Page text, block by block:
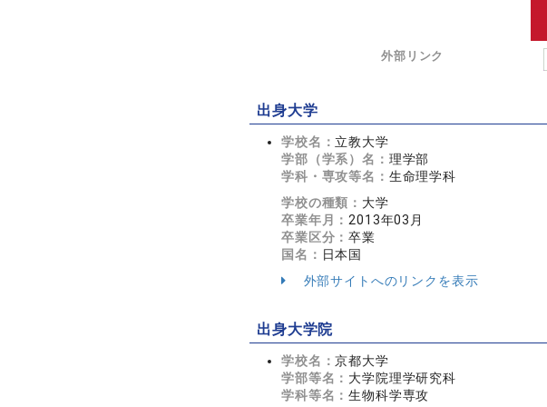
外部リンク
出身大学
学校名： 立教大学
学部（学系）名： 理学部
学科・専攻等名： 生命理学科
学校の種類： 大学
卒業年月： 2013年03月
卒業区分：卒業
国名： 日本国
外部サイトへのリンクを表示
出身大学院
学校名：京都大学
学部等名： 大学院理学研究科
学科等名：生物科学専攻